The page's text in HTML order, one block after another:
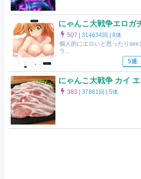
にゃんこ大戦争エロガ
507 |314634回 |8体
個人的にエロいと思ったりsex
ラ...
5連
にゃんこ大戦争 カイ
383 |37861回 |5体